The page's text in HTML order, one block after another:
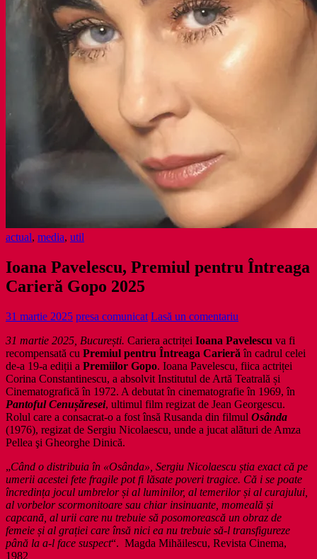
actual, media, util
Ioana Pavelescu, Premiul pentru Întreaga
Carieră Gopo 2025
31 martie 2025 presa comunicat Lasă un comentariu
31 martie 2025, București. Cariera actriței Ioana Pavelescu va fi
recompensată cu Premiul pentru Întreaga Carieră în cadrul celei
de-a 19-a ediții a Premiilor Gopo. Ioana Pavelescu, fiica actriței
Corina Constantinescu, a absolvit Institutul de Artă Teatrală și
Cinematografică în 1972. A debutat în cinematografie în 1969, în
Pantoful Cenușăresei, ultimul film regizat de Jean Georgescu.
Rolul care a consacrat-o a fost însă Rusanda din filmul Osânda
(1976), regizat de Sergiu Nicolaescu, unde a jucat alături de Amza
Pellea şi Gheorghe Dinică.
„Când o distribuia în «Osânda», Sergiu Nicolaescu știa exact că pe
umerii acestei fete fragile pot fi lăsate poveri tragice. Că i se poate
încredința jocul umbrelor și al luminilor, al temerilor și al curajului,
al vorbelor scormonitoare sau chiar insinuante, momeală și
capcană, al urii care nu trebuie să posomorească un obraz de
femeie și al grației care însă nici ea nu trebuie să-l transfigureze
până la a-l face suspect“. Magda Mihăilescu, Revista Cinema,
1982